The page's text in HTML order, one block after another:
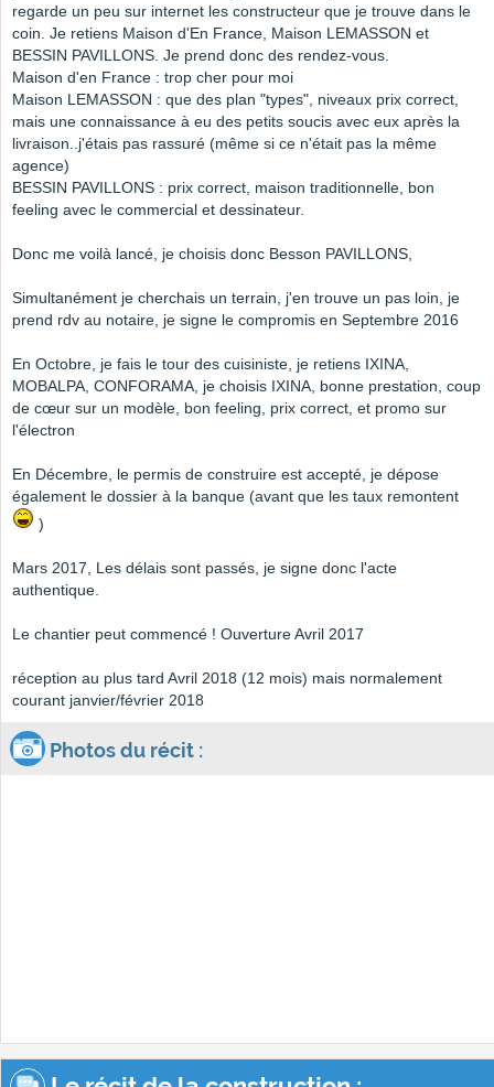
regarde un peu sur internet les constructeur que je trouve dans le
coin. Je retiens Maison d'En France, Maison LEMASSON et
BESSIN PAVILLONS. Je prend donc des rendez-vous.
Maison d'en France : trop cher pour moi
Maison LEMASSON : que des plan "types", niveaux prix correct,
mais une connaissance à eu des petits soucis avec eux après la
livraison..j'étais pas rassuré (même si ce n'était pas la même
agence)
BESSIN PAVILLONS : prix correct, maison traditionnelle, bon
feeling avec le commercial et dessinateur.
Donc me voilà lancé, je choisis donc Besson PAVILLONS,
Simultanément je cherchais un terrain, j'en trouve un pas loin, je
prend rdv au notaire, je signe le compromis en Septembre 2016
En Octobre, je fais le tour des cuisiniste, je retiens IXINA,
MOBALPA, CONFORAMA, je choisis IXINA, bonne prestation, coup
de cœur sur un modèle, bon feeling, prix correct, et promo sur
l'électron
En Décembre, le permis de construire est accepté, je dépose
également le dossier à la banque (avant que les taux remontent
)
Mars 2017, Les délais sont passés, je signe donc l'acte
authentique.
Le chantier peut commencé ! Ouverture Avril 2017
réception au plus tard Avril 2018 (12 mois) mais normalement
courant janvier/février 2018
Photos du récit :